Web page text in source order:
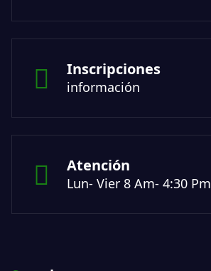
Inscripciones
información
Atención
Lun- Vier 8 Am- 4:30 Pm